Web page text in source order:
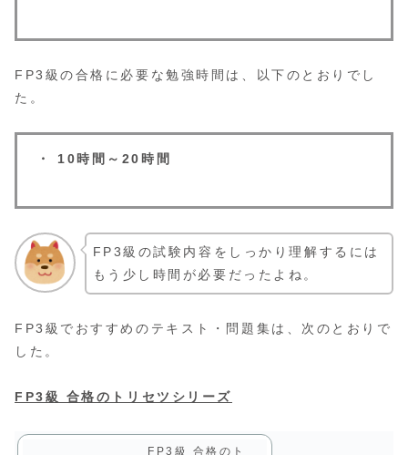
FP3級の合格に必要な勉強時間は、以下のとおりでし
た。
・ 10時間～20時間
FP3級の試験内容をしっかり理解するには
もう少し時間が必要だったよね。
FP3級でおすすめのテキスト・問題集は、次のとおりで
した。
FP3級 合格のトリセツシリーズ
FP3級 合格のト